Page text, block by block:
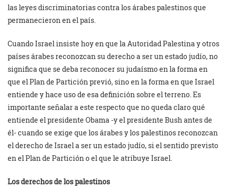
las leyes discriminatorias contra los árabes palestinos que
permanecieron en el país.
Cuando Israel insiste hoy en que la Autoridad Palestina y otros
países árabes reconozcan su derecho a ser un estado judío, no
significa que se deba reconocer su judaísmo en la forma en
que el Plan de Partición previó, sino en la forma en que Israel
entiende y hace uso de esa definición sobre el terreno. Es
importante señalar a este respecto que no queda claro qué
entiende el presidente Obama -y el presidente Bush antes de
él- cuando se exige que los árabes y los palestinos reconozcan
el derecho de Israel a ser un estado judío, si el sentido previsto
en el Plan de Partición o el que le atribuye Israel.
Los derechos de los palestinos